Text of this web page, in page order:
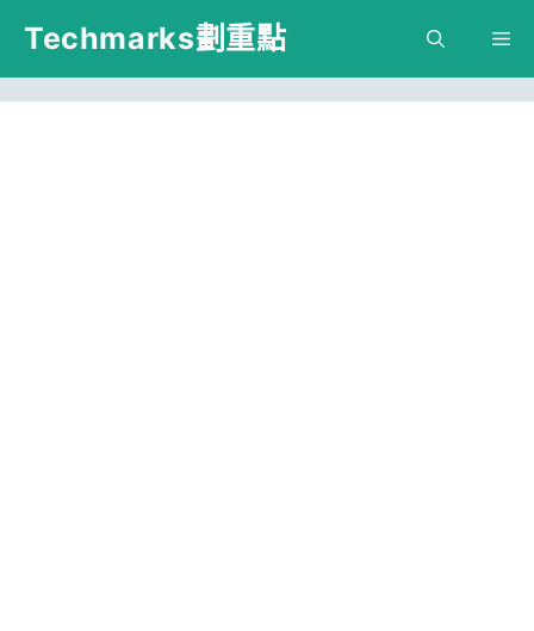
跳
主
Techmarks劃重點